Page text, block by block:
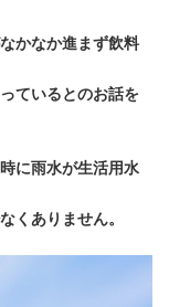
かなか進まず飲料
ているとのお話を
に雨水が生活用水
くありません。